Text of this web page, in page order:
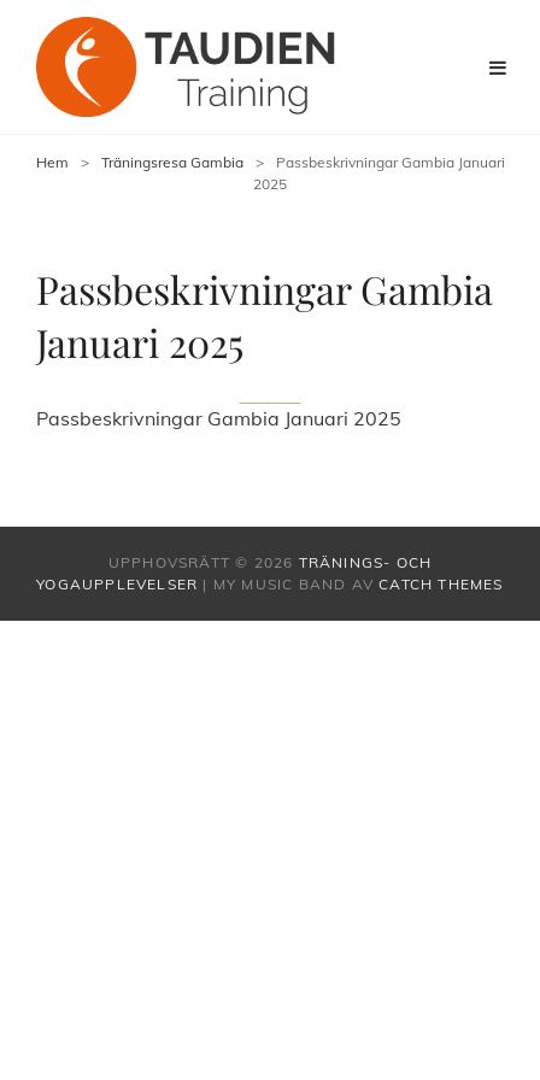
Hem > Träningsresa Gambia >
Passbeskrivningar Gambia Januari
2025
Passbeskrivningar Gambia
Januari 2025
Passbeskrivningar Gambia Januari 2025
UPPHOVSRÄTT © 2026 TRÄNINGS- OCH
YOGAUPPLEVELSER | MY MUSIC BAND AVCATCH THEMES